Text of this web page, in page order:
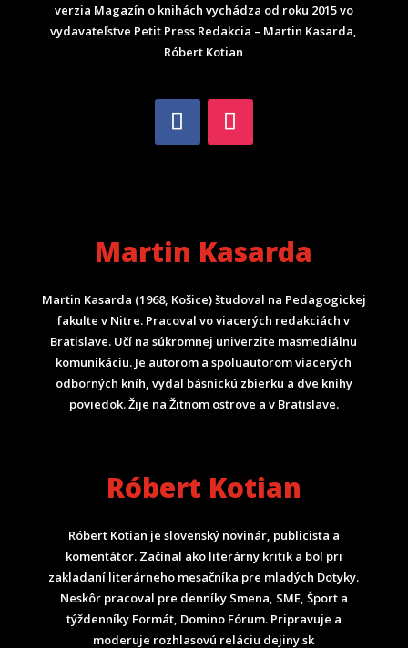
verzia Magazín o knihách vychádza od roku 2015 vo
vydavateľstve Petit Press Redakcia – Martin Kasarda,
Róbert Kotian
Martin Kasarda
Martin Kasarda (1968, Košice) študoval na Pedagogickej
fakulte v Nitre. Pracoval vo viacerých redakciách v
Bratislave. Učí na súkromnej univerzite masmediálnu
komunikáciu. Je autorom a spoluautorom viacerých
odborných kníh, vydal básnickú zbierku a dve knihy
poviedok. Žije na Žitnom ostrove a v Bratislave.
Róbert Kotian
Róbert Kotian je slovenský novinár, publicista a
komentátor. Začínal ako literárny kritik a bol pri
zakladaní literárneho mesačníka pre mladých Dotyky.
Neskôr pracoval pre denníky Smena, SME, Šport a
týždenníky Formát, Domino Fórum. Pripravuje a
moderuje rozhlasovú reláciu dejiny.sk